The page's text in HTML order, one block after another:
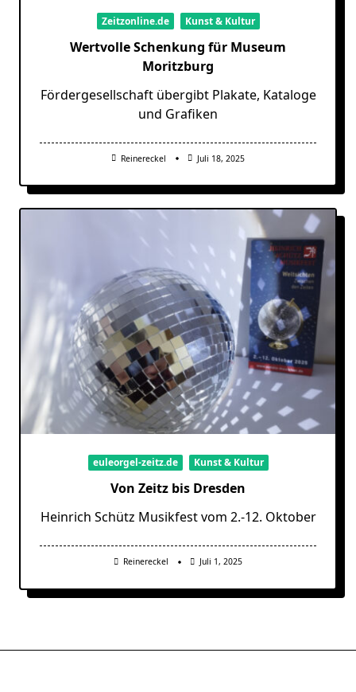
Zeitzonline.de Kunst & Kultur
Wertvolle Schenkung für Museum
Moritzburg
Fördergesellschaft übergibt Plakate, Kataloge
und Grafiken
Reinereckel Juli 18, 2025
euleorgel-zeitz.de Kunst & Kultur
Von Zeitz bis Dresden
Heinrich Schütz Musikfest vom 2.-12. Oktober
Reinereckel Juli 1, 2025